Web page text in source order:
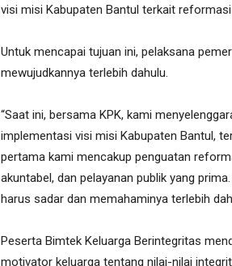
visi misi Kabupaten Bantul terkait
Untuk mencapai tujuan ini, pelaksana
mewujudkannya terlebih dahulu.
“Saat ini, bersama KPK, kami
implementasi visi misi Kabupaten Bantul,
pertama kami mencakup penguatan
akuntabel, dan pelayanan publik yang
harus sadar dan memahaminya terlebih
Peserta Bimtek Keluarga Berintegritas
motivator keluarga tentang nilai-nilai